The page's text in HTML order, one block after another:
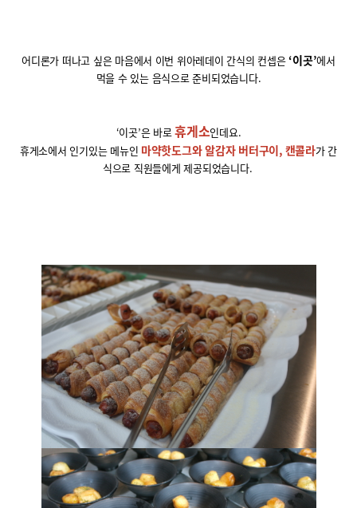
어디론가 떠나고 싶은 마음에서 이번 위아레데이 간식의 컨셉은 ‘이곳’에서
먹을 수 있는 음식으로 준비되었습니다.
‘이곳’은 바로휴게소인데요.
휴게소에서 인기있는 메뉴인 마약핫도그와 알감자 버터구이, 캔콜라가 간
식으로 직원들에게 제공되었습니다.